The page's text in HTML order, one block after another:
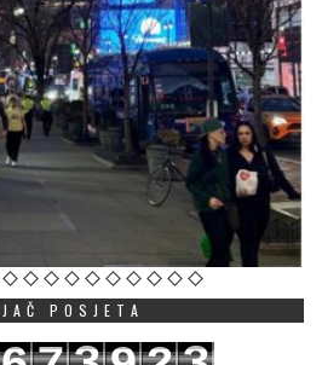
POSJETA